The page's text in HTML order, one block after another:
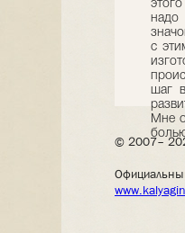
© 2007–